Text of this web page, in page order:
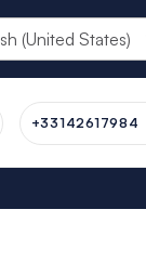
+33142617984